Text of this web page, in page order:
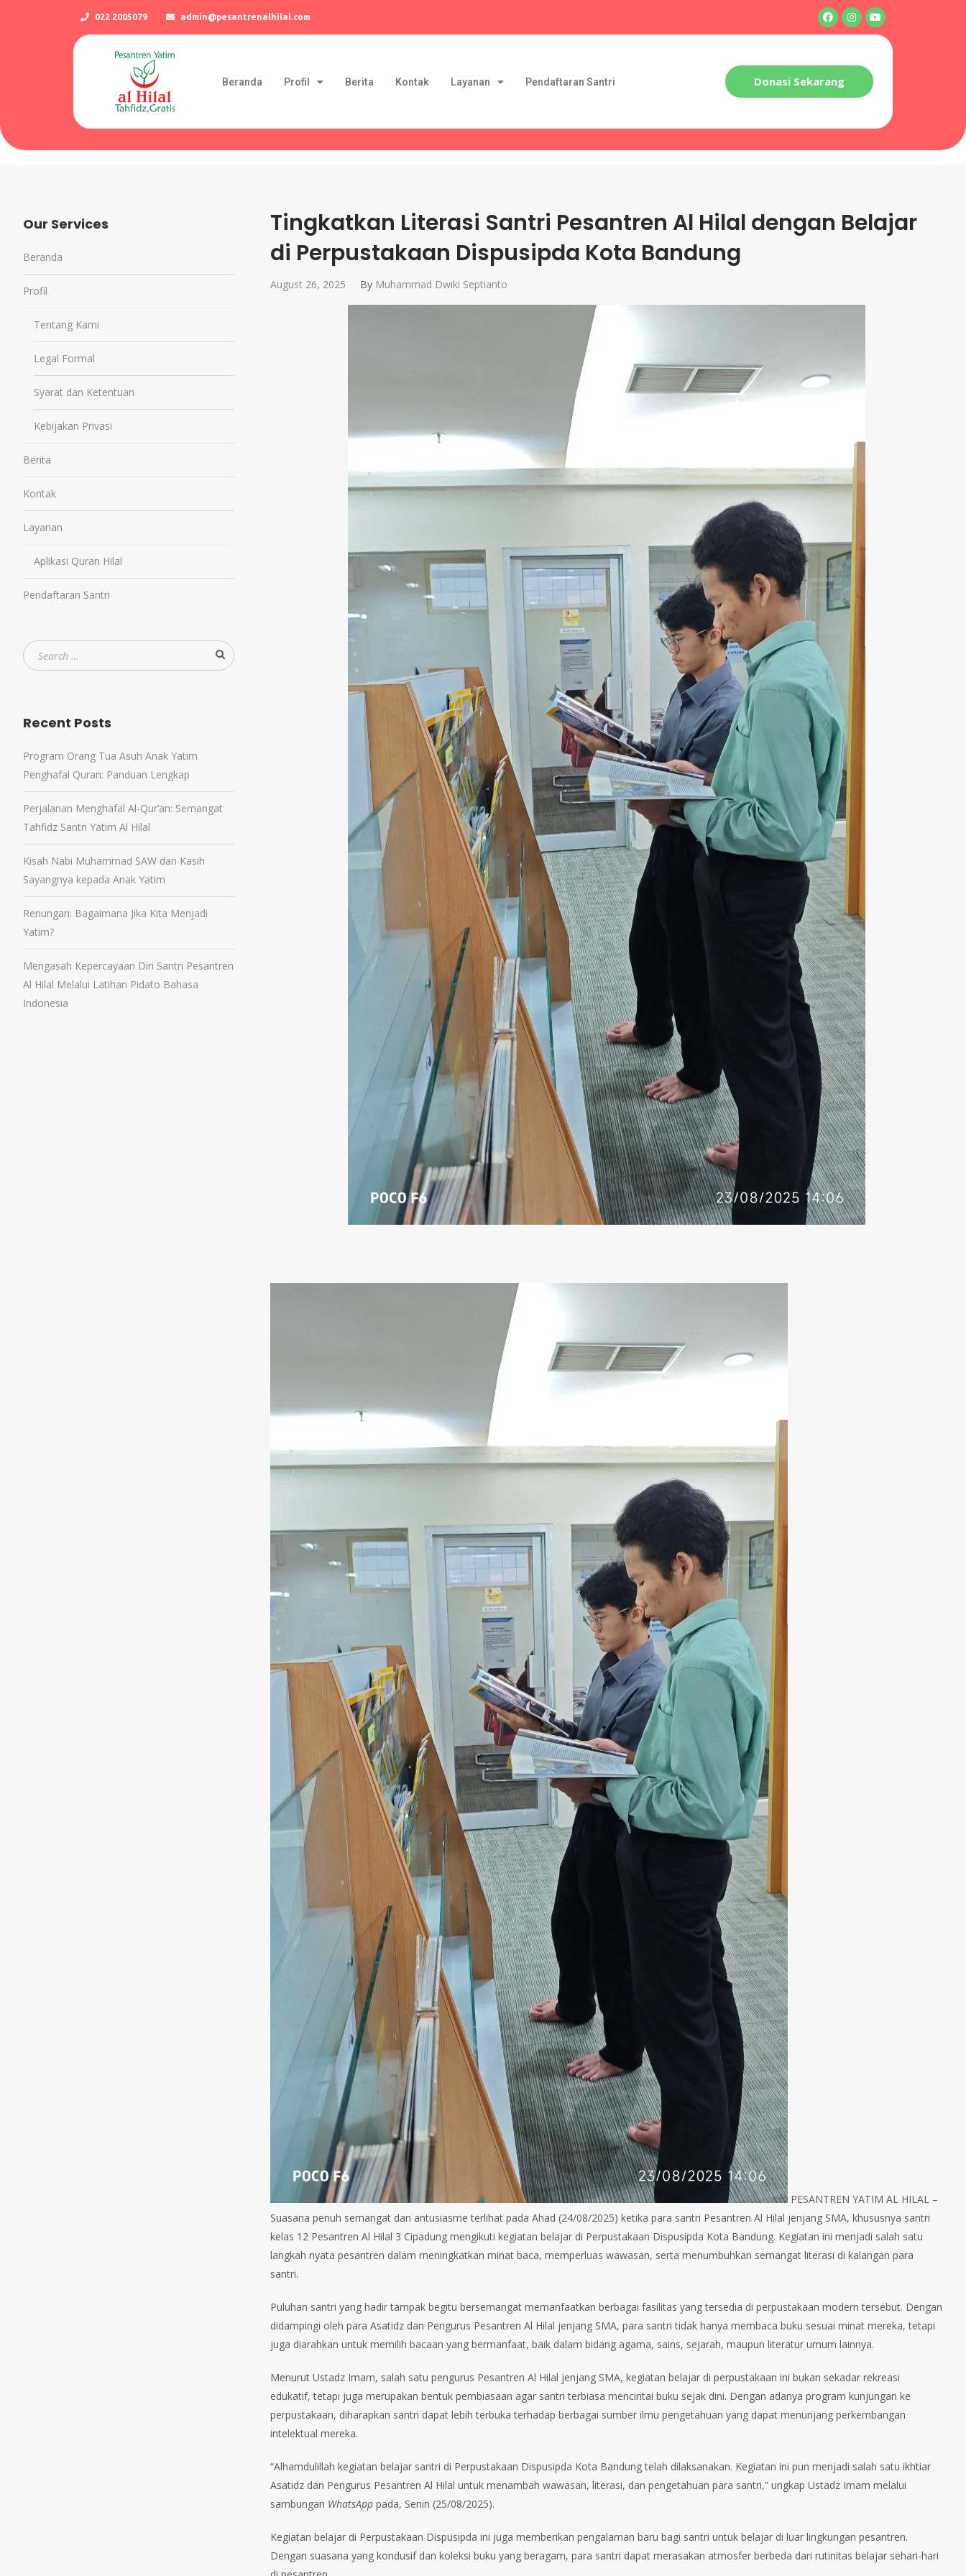
022 2005079 admin@pesantrenalhilal.com
Beranda Profil Berita Kontak Layanan Pendaftaran Santri Donasi Sekarang
Tingkatkan Literasi Santri Pesantren Al Hilal dengan Belajar
di Perpustakaan Dispusipda Kota Bandung
August 26, 2025 By Muhammad Dwiki Septianto
PESANTREN YATIM AL HILAL –
Suasana penuh semangat dan antusiasme terlihat pada Ahad (24/08/2025) ketika para santri Pesantren Al Hilal jenjang SMA, khususnya santri
kelas 12 Pesantren Al Hilal 3 Cipadung mengikuti kegiatan belajar di Perpustakaan Dispusipda Kota Bandung. Kegiatan ini menjadi salah satu
langkah nyata pesantren dalam meningkatkan minat baca, memperluas wawasan, serta menumbuhkan semangat literasi di kalangan para
santri.
Puluhan santri yang hadir tampak begitu bersemangat memanfaatkan berbagai fasilitas yang tersedia di perpustakaan modern tersebut. Dengan
didampingi oleh para Asatidz dan Pengurus Pesantren Al Hilal jenjang SMA, para santri tidak hanya membaca buku sesuai minat mereka, tetapi
juga diarahkan untuk memilih bacaan yang bermanfaat, baik dalam bidang agama, sains, sejarah, maupun literatur umum lainnya.
Menurut Ustadz Imam, salah satu pengurus Pesantren Al Hilal jenjang SMA, kegiatan belajar di perpustakaan ini bukan sekadar rekreasi
edukatif, tetapi juga merupakan bentuk pembiasaan agar santri terbiasa mencintai buku sejak dini. Dengan adanya program kunjungan ke
perpustakaan, diharapkan santri dapat lebih terbuka terhadap berbagai sumber ilmu pengetahuan yang dapat menunjang perkembangan
intelektual mereka.
“Alhamdulillah kegiatan belajar santri di Perpustakaan Dispusipda Kota Bandung telah dilaksanakan. Kegiatan ini pun menjadi salah satu ikhtiar
Asatidz dan Pengurus Pesantren Al Hilal untuk menambah wawasan, literasi, dan pengetahuan para santri,” ungkap Ustadz Imam melalui
sambungan WhatsApp pada, Senin (25/08/2025).
Kegiatan belajar di Perpustakaan Dispusipda ini juga memberikan pengalaman baru bagi santri untuk belajar di luar lingkungan pesantren.
Dengan suasana yang kondusif dan koleksi buku yang beragam, para santri dapat merasakan atmosfer berbeda dari rutinitas belajar sehari-hari
Our Services
Beranda
Profil
Tentang Kami
Legal Formal
Syarat dan Ketentuan
Kebijakan Privasi
Berita
Kontak
Layanan
Aplikasi Quran Hilal
Pendaftaran Santri
Recent Posts
Program Orang Tua Asuh Anak Yatim
Penghafal Quran: Panduan Lengkap
Perjalanan Menghafal Al-Qur’an: Semangat
Tahfidz Santri Yatim Al Hilal
Kisah Nabi Muhammad SAW dan Kasih
Sayangnya kepada Anak Yatim
Renungan: Bagaimana Jika Kita Menjadi
Yatim?
Mengasah Kepercayaan Diri Santri Pesantren
Al Hilal Melalui Latihan Pidato Bahasa
Indonesia